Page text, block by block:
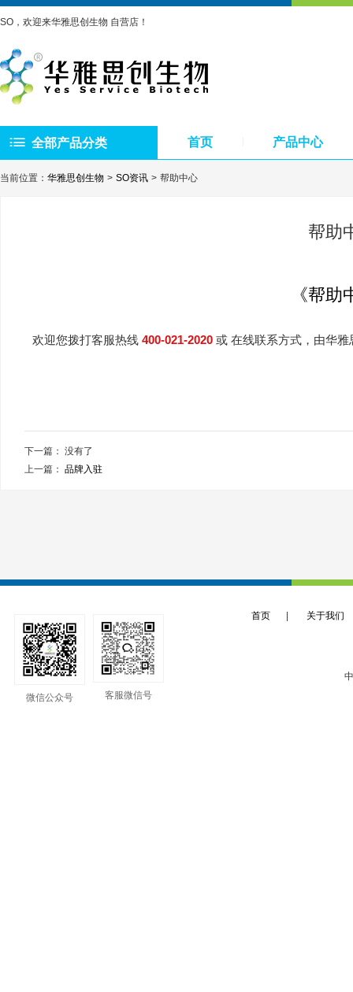
SO，欢迎来华雅思创生物 自营店！
全部产品分类 首页 产品中心
当前位置： 华雅思创生物 SO资讯 帮助中心
帮助
《帮助
欢迎您拨打客服热线 400-021-2020 或 在线联系方式，由华
下一篇： 没有了
上一篇： 品牌入驻
首页 关于我们
微信公众号
客服微信号